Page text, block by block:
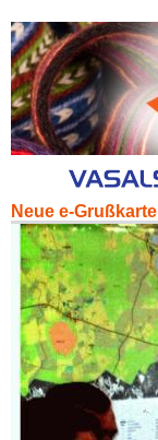
Neue e-Grußkarte